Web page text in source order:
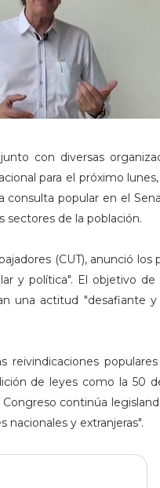
con diversas
para el próximo
popular en el
sectores de la población.
(CUT), anunció
y política". El objetivo
una actitud "desafiante
reivindicaciones
de leyes como la 50
continúa
nacionales y extranjeras".